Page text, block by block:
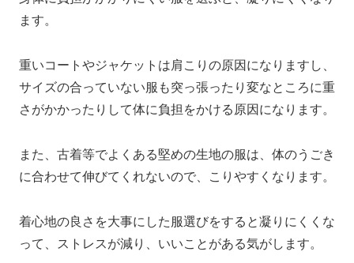
ます。
重いコートやジャケットは肩こりの原因になりますし、
サイズの合っていない服も突っ張ったり変なところに重
さがかかったりして体に負担をかける原因になります。
また、古着等でよくある堅めの生地の服は、体のうごき
に合わせて伸びてくれないので、こりやすくなります。
着心地の良さを大事にした服選びをすると凝りにくくな
って、ストレスが減り、いいことがある気がします。